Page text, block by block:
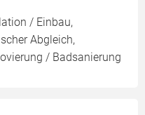
/ Einbau,
Abgleich,
/ Badsanierung